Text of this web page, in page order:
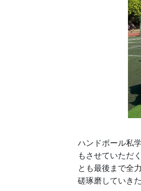
ハンドボール私
もさせていただ
とも最後まで全
磋琢磨していき